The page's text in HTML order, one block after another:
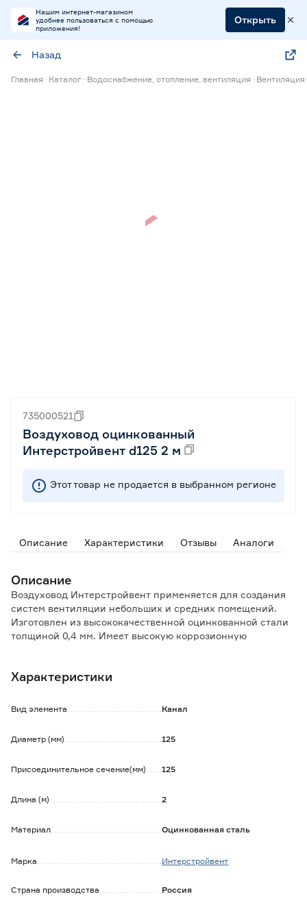
Нашим интернет-магазином
удобнее пользоваться с помощью
приложения!
Открыть
Назад
Главная Каталог Водоснабжение, отопление, вентиляция Вентиляция
735000521
Воздуховод оцинкованный
Интерстройвент d125 2 м
Этот товар не продается в выбранном регионе
Описание Характеристики Отзывы Аналоги
Описание
Воздуховод Интерстройвент применяется для создания
систем вентиляции небольших и средних помещений.
Изготовлен из высококачественной оцинкованной стали
толщиной 0,4 мм. Имеет высокую коррозионную
Характеристики
Вид элемента Канал
Диаметр (мм) 125
Присоединительное сечение(мм) 125
Длина (м) 2
Материал Оцинкованная сталь
Марка Интерстройвент
Страна производства Россия